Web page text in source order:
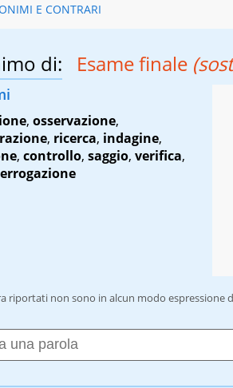
E CONTRARI
di: Esame finale
, osservazione,
, ricerca, indagine,
, controllo, saggio, verifica,
riportati non sono in alcun modo espressione